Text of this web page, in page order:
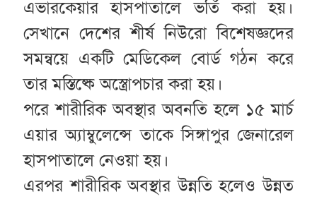
এভারকেয়ার হাসপাতালে ভর্তি করা হয়।
সেখানে দেশের শীর্ষ নিউরো বিশেষজ্ঞদের
সমন্বয়ে একটি মেডিকেল বোর্ড গঠন করে
তার মস্তিষ্কে অস্ত্রোপচার করা হয়।
পরে শারীরিক অবস্থার অবনতি হলে ১৫ মার্চ
এয়ার অ্যাম্বুলেন্সে তাকে সিঙ্গাপুর জেনারেল
হাসপাতালে নেওয়া হয়।
এরপর শারীরিক অবস্থার উন্নতি হলেও উন্নত